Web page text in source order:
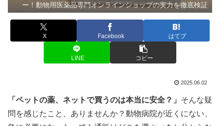
ー！動物用医薬品専門オンラインショップの実力を徹底検証
X Facebook はてブ
LINE コピー
2025.06.02
「ペットの薬、ネットで買うのは本当に安全？」 そんな疑
問を感じたこと、ありませんか？動物病院が近くにない、